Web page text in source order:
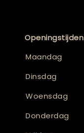
Openingstijden
Maandag
Dinsdag
Woensdag
Donderdag